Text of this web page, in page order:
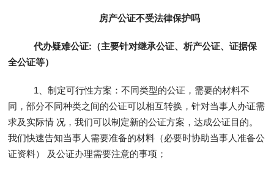
房产公证不受法律保护吗
代办疑难公证:（主要针对继承公证、析产公证、证据保
全公证等）
1、制定可行性方案：不同类型的公证，需要的材料不
同，部分不同种类之间的公证可以相互转换，针对当事人办证需
求及实际情 况，我们可以制定新的公证方案，达成公证目的。
我们快速告知当事人需要准备的材料（必要时协助当事人准备公
证资料） 及公证办理需要注意的事项；